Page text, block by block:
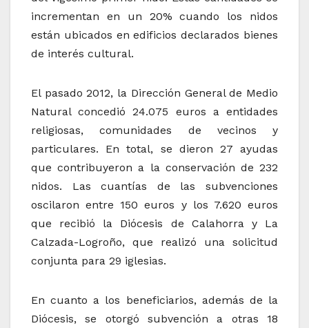
incrementan en un 20% cuando los nidos
están ubicados en edificios declarados bienes
de interés cultural.
El pasado 2012, la Dirección General de Medio
Natural concedió 24.075 euros a entidades
religiosas, comunidades de vecinos y
particulares. En total, se dieron 27 ayudas
que contribuyeron a la conservación de 232
nidos. Las cuantías de las subvenciones
oscilaron entre 150 euros y los 7.620 euros
que recibió la Diócesis de Calahorra y La
Calzada-Logroño, que realizó una solicitud
conjunta para 29 iglesias.
En cuanto a los beneficiarios, además de la
Diócesis, se otorgó subvención a otras 18